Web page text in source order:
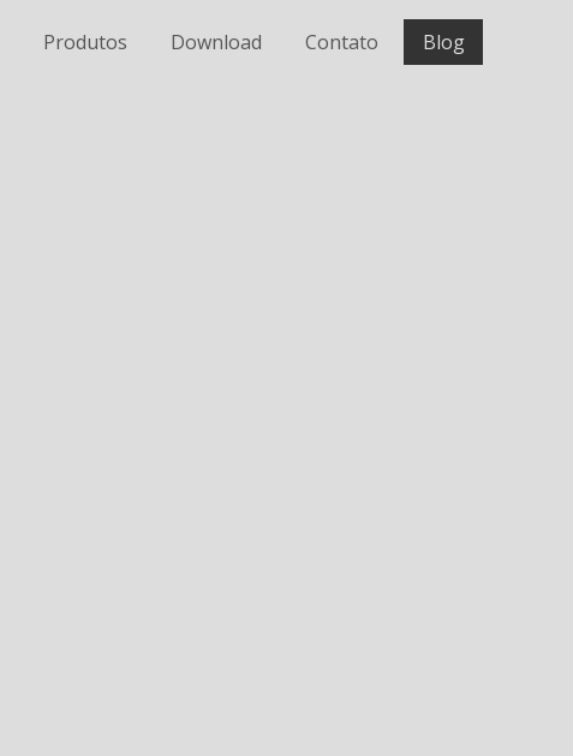
Produtos Download Contato Blog